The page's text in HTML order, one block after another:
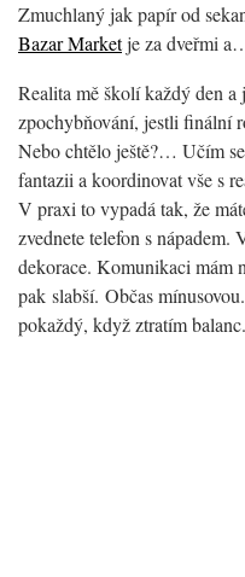
Zmuchlaný jak papír od
Bazar Marketje za dveřmi
Realita mě školí každý den a
zpochybňování, jestli finální
Nebo chtělo ještě?… Učím
fantazii a koordinovat vše s
V praxi to vypadá tak, že
zvednete telefon s nápadem.
dekorace. Komunikaci mám
pak slabší. Občas
pokaždý, když ztratím balanc.